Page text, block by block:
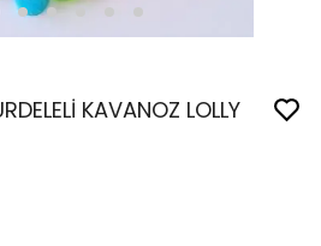
KAVANOZ LOLLY